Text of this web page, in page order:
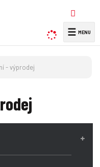
y
l
☰
- výprodej